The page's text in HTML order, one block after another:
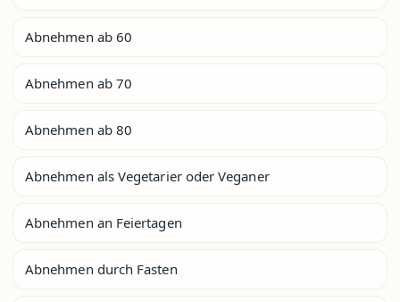
Abnehmen ab 60
Abnehmen ab 70
Abnehmen ab 80
Abnehmen als Vegetarier oder Veganer
Abnehmen an Feiertagen
Abnehmen durch Fasten